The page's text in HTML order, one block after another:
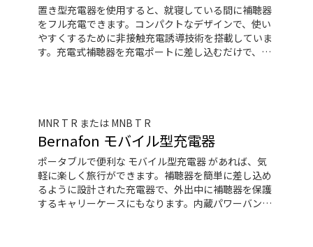
置き型充電器を使用すると、就寝している間に補聴器
をフル充電できます。コンパクトなデザインで、使い
やすくするために非接触充電誘導技術を搭載していま
す。充電式補聴器を充電ポートに差し込むだけで、最
MNR T R または MNB T R
Bernafon モバイル型充電器
ポータブルで便利な モバイル型充電器 があれば、気
軽に楽しく旅行ができます。補聴器を簡単に差し込め
るように設計された充電器で、外出中に補聴器を保護
するキャリーケースにもなります。内蔵パワーバンク